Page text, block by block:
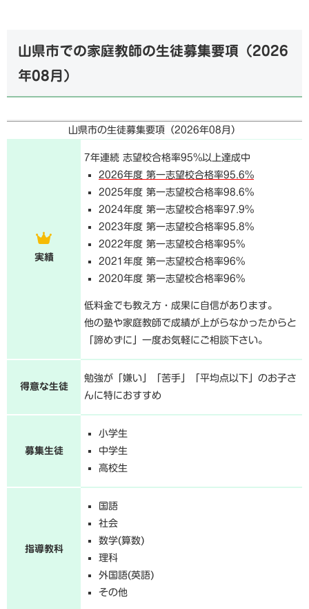
山県市での家庭教師の生徒募集要項（2026
年08月）
山県市の生徒募集要項（2026年08月 ）
実績
7年連続 志望校合格率95%以上達成中
2026年度 第一志望校合格率95.6%
2025年度 第一志望校合格率98.6%
2024年度 第一志望校合格率97.9%
2023年度 第一志望校合格率95.8%
2022年度 第一志望校合格率95%
2021年度 第一志望校合格率96%
2020年度 第一志望校合格率96%
低料金でも教え方・成果に自信があります。
他の塾や家庭教師で成績が上がらなかったからと
「諦めずに」一度お気軽にご相談下さい。
得意な生徒
勉強が「嫌い」「苦手」「平均点以下」のお子さ
んに特におすすめ
募集生徒
小学生
中学生
高校生
指導教科
国語
社会
数学(算数)
理科
外国語(英語)
その他